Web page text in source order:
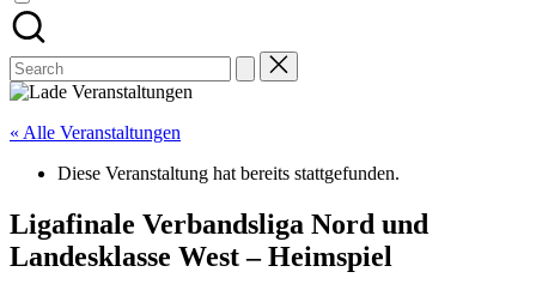
Search
for:
« Alle Veranstaltungen
Diese Veranstaltung hat bereits stattgefunden.
Ligafinale Verbandsliga Nord und
Landesklasse West – Heimspiel